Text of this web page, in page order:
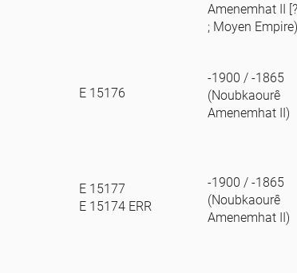
Amenemhat II
; Moyen
E 15176
-1900 / -1865
(Noubkaourê
Amenemhat II)
E 15177
E 15174 ERR
-1900 / -1865
(Noubkaourê
Amenemhat II)